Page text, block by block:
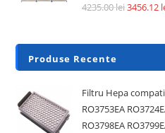
4235.00lei3456.12
Produse Recente
Filtru Hepa
RO3753EA
RO3798EA